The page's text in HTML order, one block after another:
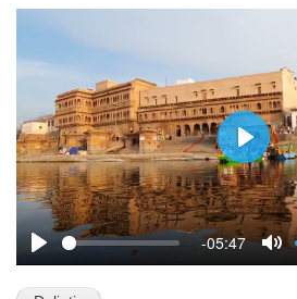
P
l
-05:47
M
P
l
a
y